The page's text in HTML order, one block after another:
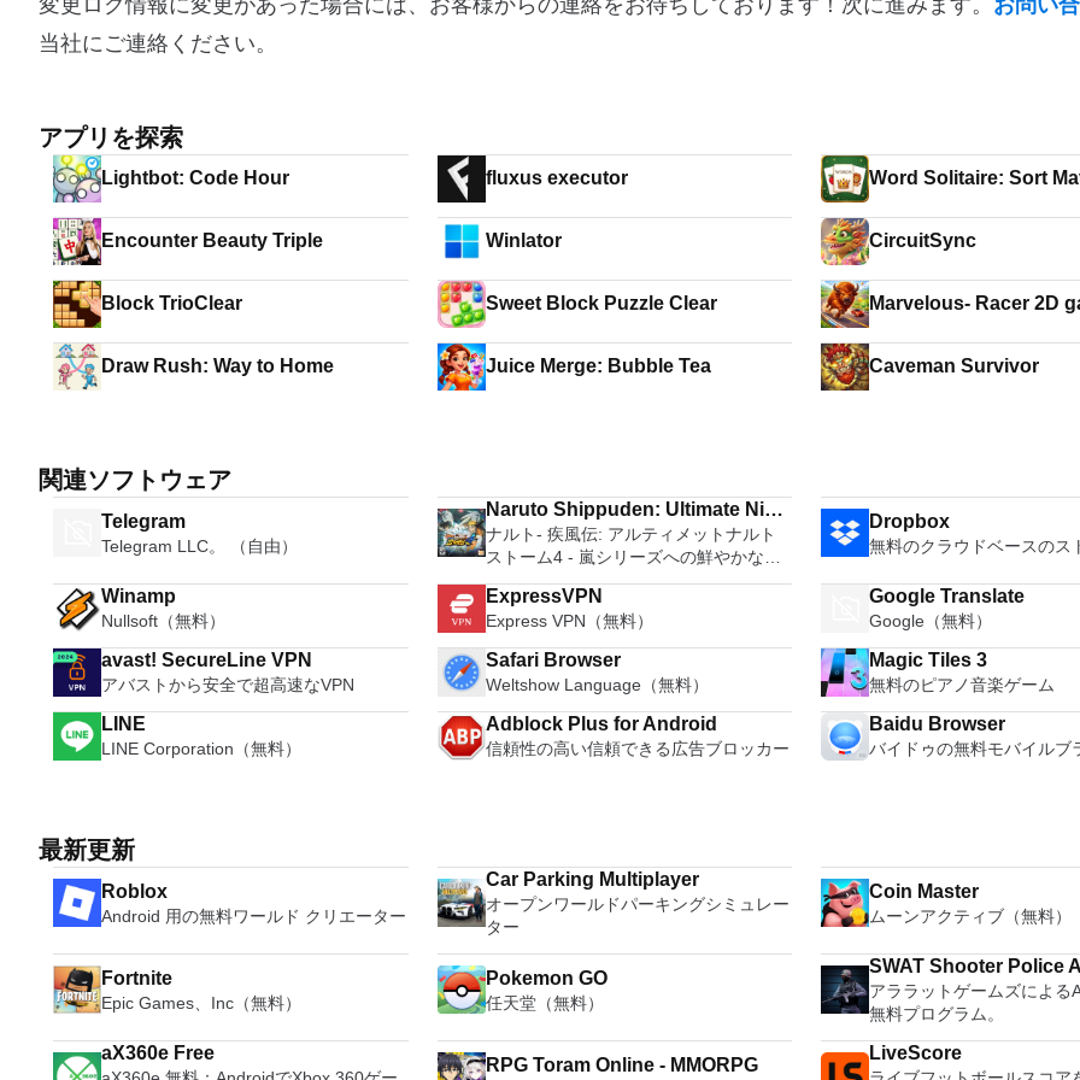
変更ログ情報に変更があった場合には、お客様からの連絡をお待ちしております！次に進みます。 お問い
当社にご連絡ください。
アプリを探索
Lightbot: Code Hour fluxus executor Word
Encounter Beauty Triple Winlator CircuitSync
Block TrioClear Sweet Block Puzzle Clear Marvelous- Racer 2D
Draw Rush: Way to Home Juice Merge: Bubble Tea Caveman Survivor
関連ソフトウェア
Telegram
Telegram LLC。 （自由）
Naruto Shippuden: Ultimate Ninja
Storm 4
ナルト- 疾風伝: アルティメットナルト
ストーム4 - 嵐シリーズへの鮮やかなフ
ィナーレ
Dropbox
無料のクラウドベースのス
Winamp
Nullsoft（無料）
ExpressVPN
Express VPN（無料）
Google Translate
Google（無料）
avast! SecureLine VPN
アバストから安全で超高速なVPN
Safari Browser
Weltshow Language（無料）
Magic Tiles 3
無料のピアノ音楽ゲーム
LINE
LINE Corporation（無料）
Adblock Plus for Android
信頼性の高い信頼できる広告ブロッカー
Baidu Browser
バイドゥの無料モバイルブ
最新更新
Roblox
Android 用の無料ワールド クリエーター
Car Parking Multiplayer
オープンワールドパーキングシミュレー
ター
Coin Master
ムーンアクティブ（無料）
Fortnite
Epic Games、Inc（無料）
Pokemon GO
任天堂（無料）
SWAT Shooter Police
アララットゲームズによる
無料プログラム。
aX360e Free
RPG Toram Online - MMORPG
LiveScore